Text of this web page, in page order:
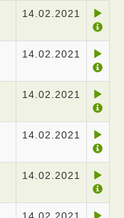
14.02.2021
14.02.2021
14.02.2021
14.02.2021
14.02.2021